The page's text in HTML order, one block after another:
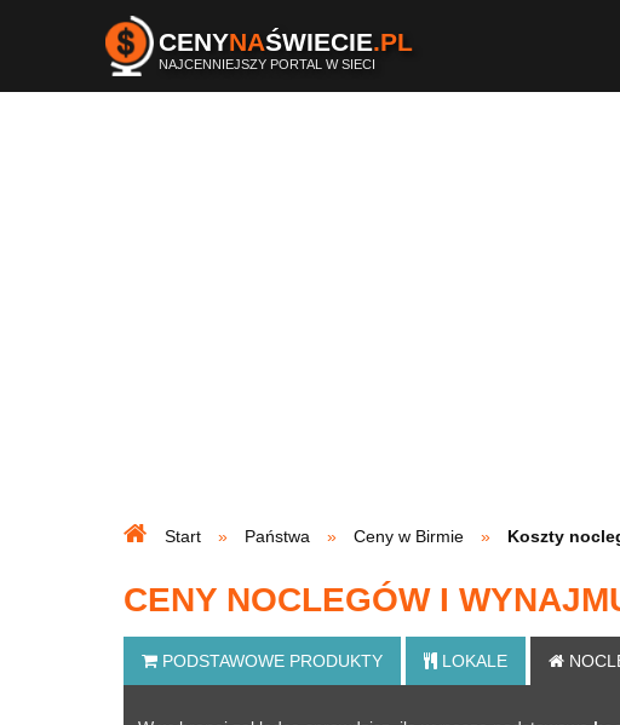
CENYNAŚWIECIE.PL
NAJCENNIEJSZY PORTAL W SIECI
Start Państwa Ceny w Birmie Koszty
CENY NOCLEGÓW I
PODSTAWOWE PRODUKTY LOKALE